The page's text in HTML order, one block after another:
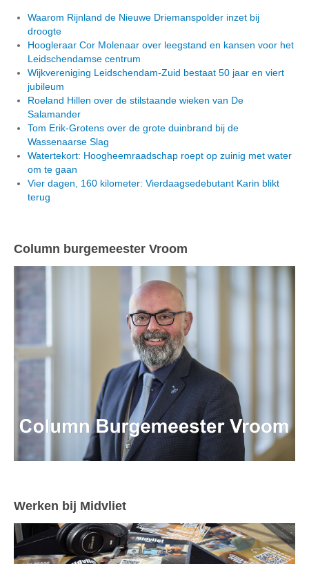
Waarom Rijnland de Nieuwe Driemanspolder inzet bij
droogte
Hoogleraar Cor Molenaar over leegstand en kansen voor het
Leidschendamse centrum
Wijkvereniging Leidschendam-Zuid bestaat 50 jaar en viert
jubileum
Roeland Hillen over de stilstaande wieken van De
Salamander
Tom Erik-Grotens over de grote duinbrand bij de
Wassenaarse Slag
Watertekort: Hoogheemraadschap roept op zuinig met water
om te gaan
Vier dagen, 160 kilometer: Vierdaagsedebutant Karin blikt
terug
Column burgemeester Vroom
Werken bij Midvliet